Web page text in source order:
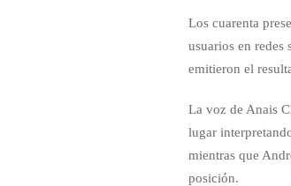
Los cuarenta
usuarios en redes
emitieron el
La voz de Anais
lugar
mientras que
posición.